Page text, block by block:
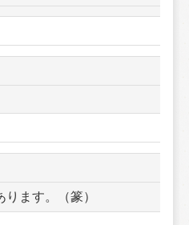
ます。（篆）